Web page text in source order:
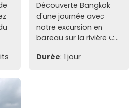
Découverte Bangkok
d'une journée avec
notre excursion en
bateau sur la rivière C...
Durée: 1 jour